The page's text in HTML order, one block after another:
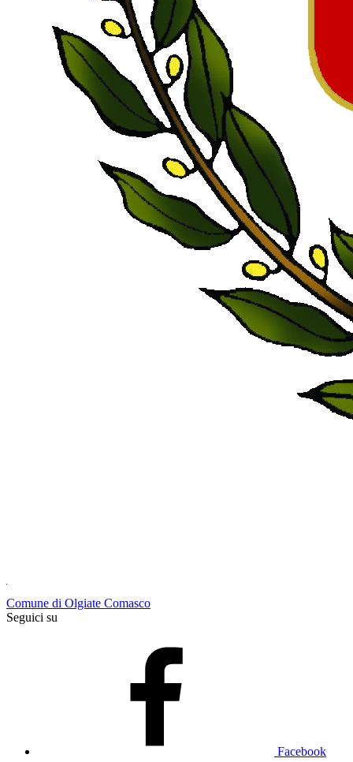
Comune di Olgiate Comasco
Seguici su
Facebook